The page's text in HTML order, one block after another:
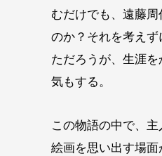
むだけでも、遠藤
のか？それを考え
ただろうが、生涯
気もする。
この物語の中で、
絵画を思い出す場